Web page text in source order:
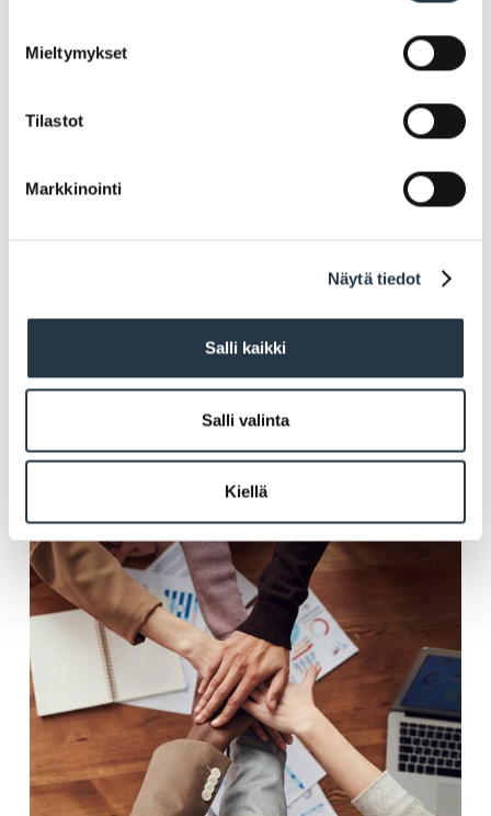
Mieltymykset
Tilastot
Markkinointi
Näytä tiedot
Salli kaikki
Salli valinta
Kiellä
Kulttuurifoorumi yhdistyksille